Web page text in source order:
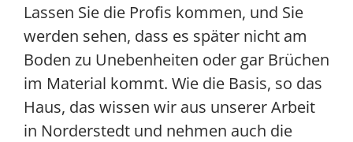
Lassen Sie die Profis kommen, und Sie
werden sehen, dass es später nicht am
Boden zu Unebenheiten oder gar Brüchen
im Material kommt. Wie die Basis, so das
Haus, das wissen wir aus unserer Arbeit
in Norderstedt und nehmen auch die